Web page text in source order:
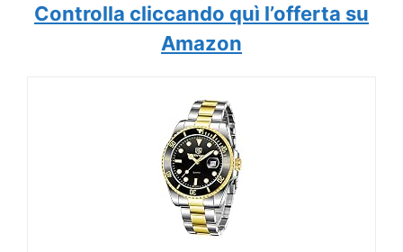
Controlla cliccando quì l’offerta su
Amazon